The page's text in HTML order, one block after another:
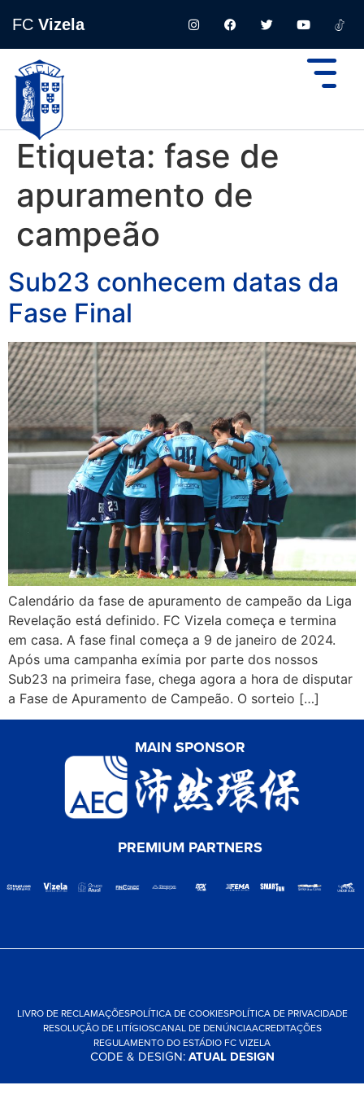
FC Vizela
Etiqueta: fase de
apuramento de
campeão
Sub23 conhecem datas da
Fase Final
Calendário da fase de apuramento de campeão da Liga
Revelação está definido. FC Vizela começa e termina
em casa. A fase final começa a 9 de janeiro de 2024.
Após uma campanha exímia por parte dos nossos
Sub23 na primeira fase, chega agora a hora de disputar
a Fase de Apuramento de Campeão. O sorteio […]
MAIN SPONSOR
PREMIUM PARTNERS
LIVRO DE RECLAMAÇÕESPOLÍTICA DE COOKIESPOLÍTICA DE PRIVACIDADE
RESOLUÇÃO DE LITÍGIOSCANAL DE DENÚNCIAACREDITAÇÕES
REGULAMENTO DO ESTÁDIO FC VIZELA
CODE & DESIGN:ATUAL DESIGN